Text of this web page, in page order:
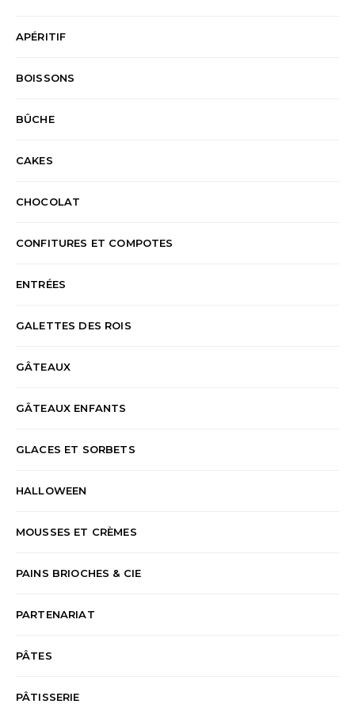
APÉRITIF
BOISSONS
BÛCHE
CAKES
CHOCOLAT
CONFITURES ET COMPOTES
ENTRÉES
GALETTES DES ROIS
GÂTEAUX
GÂTEAUX ENFANTS
GLACES ET SORBETS
HALLOWEEN
MOUSSES ET CRÈMES
PAINS BRIOCHES & CIE
PARTENARIAT
PÂTES
PÂTISSERIE